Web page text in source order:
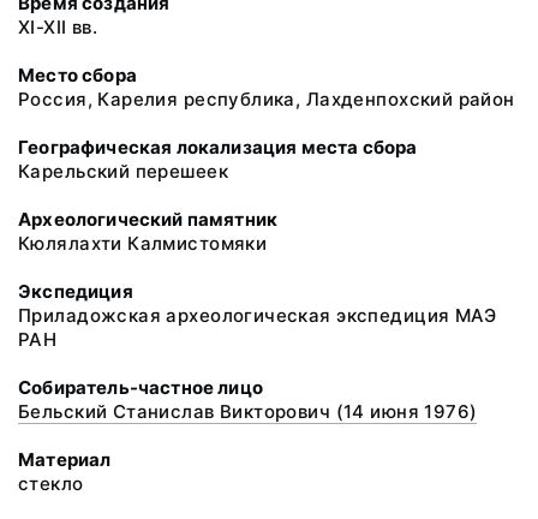
XI-XII вв.
Место сбора
Россия, Карелия республика, Лахденпохский район
Географическая локализация места сбора
Карельский перешеек
Археологический памятник
Кюлялахти Калмистомяки
Экспедиция
Приладожская археологическая экспедиция МАЭ
РАН
Собиратель-частное лицо
Бельский Станислав Викторович (14 июня 1976)
Материал
стекло